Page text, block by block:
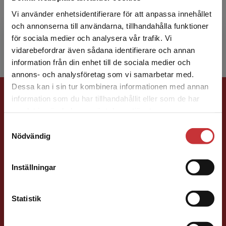
Vi använder enhetsidentifierare för att anpassa innehållet
och annonserna till användarna, tillhandahålla funktioner
för sociala medier och analysera vår trafik. Vi
vidarebefordrar även sådana identifierare och annan
information från din enhet till de sociala medier och
annons- och analysföretag som vi samarbetar med.
Dessa kan i sin tur kombinera informationen med annan
information som du har tillhandahållit eller som de har
Nödvändig
Inställningar
Statistik
Begränsad fraktregion
Det verkar som att du besöker
studentlitteratur.se via en enhet utanför Sverige.
Vi erbjuder inte leveranser utanför Sverige. För
att kunna slutföra ett köp måste
Socialdepartementet, avdelningschef på
Socialstyrelsen och kanslic...
Förlagskontakt